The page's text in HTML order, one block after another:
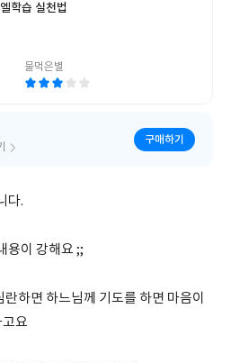
학습 실천법
물먹은별
구매하기
다.
용이 강해요 ;;
하면 하느님께 기도를 하면 마음이
요